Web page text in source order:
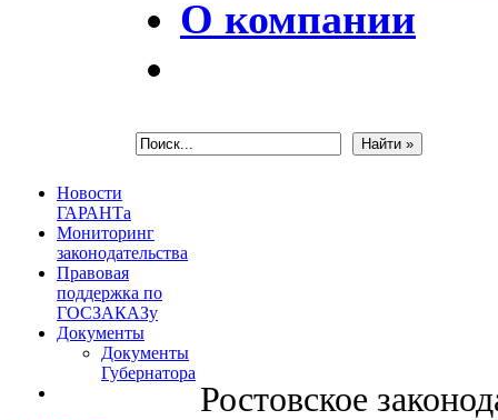
О компании
Новости
ГАРАНТа
Мониторинг
законодательства
Правовая
поддержка по
ГОСЗАКАЗу
Документы
Документы
Губернатора
Ростовское